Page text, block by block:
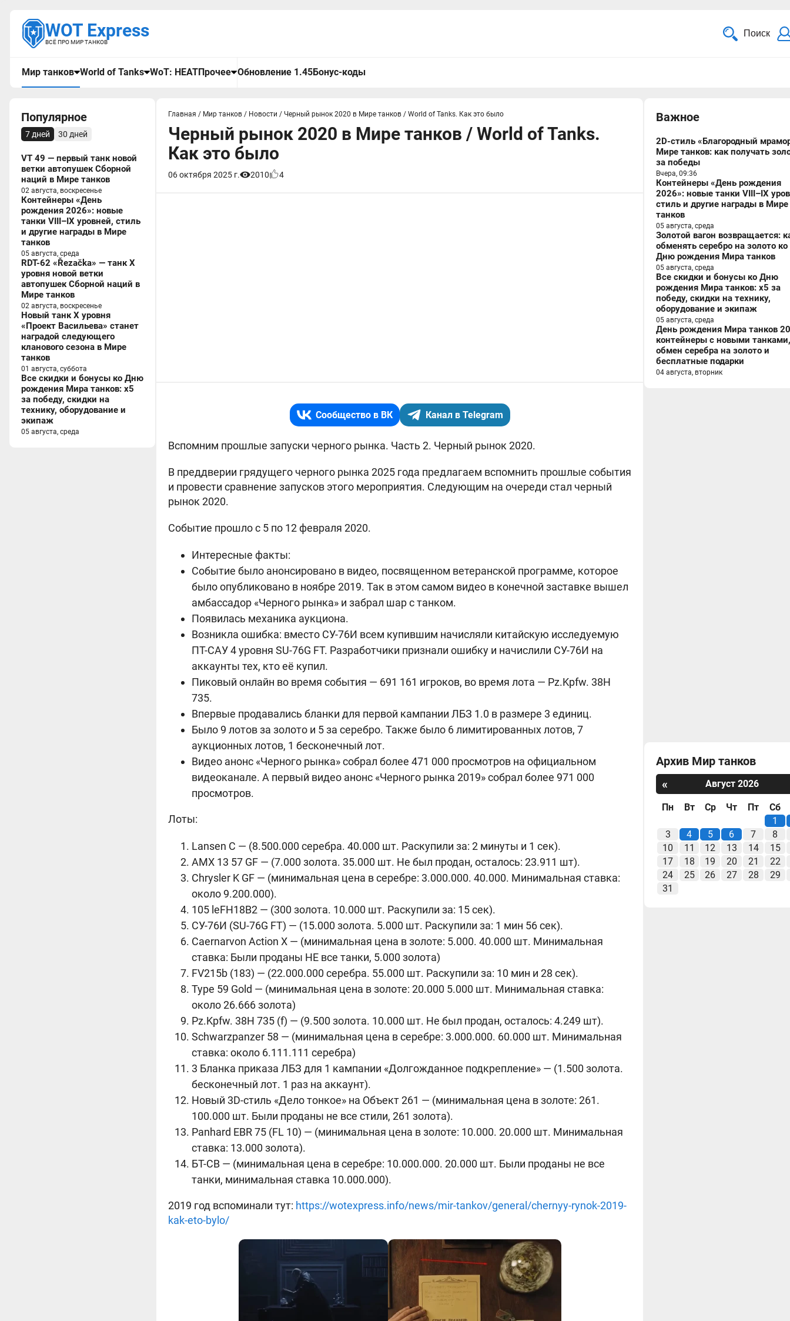
WOT Express
ВСЁ ПРО МИР ТАНКОВ
Поиск
Мир танков World of Tanks WoT: HEATПрочее Обновление 1.45Бонус-коды
Популярное
7 дней 30 дней
VT 49 — первый танк новой
ветки автопушек Сборной
наций в Мире танков
02 августа, воскресенье
Контейнеры «День
рождения 2026»: новые
танки VIII–IX уровней, стиль
и другие награды в Мире
танков
05 августа, среда
RDT-62 «Řezačka» — танк X
уровня новой ветки
автопушек Сборной наций в
Мире танков
02 августа, воскресенье
Новый танк X уровня
«Проект Васильева» станет
наградой следующего
кланового сезона в Мире
танков
01 августа, суббота
Все скидки и бонусы ко Дню
рождения Мира танков: x5
за победу, скидки на
технику, оборудование и
экипаж
05 августа, среда
Главная / Мир танков / Новости / Черный рынок 2020 в Мире танков / World of Tanks. Как это было
Черный рынок 2020 в Мире танков / World of Tanks.
Как это было
06 октября 2025 г. 2010 4
Сообщество в ВК Канал в Telegram
Вспомним прошлые запуски черного рынка. Часть 2. Черный рынок 2020.
В преддверии грядущего черного рынка 2025 года предлагаем вспомнить прошлые события
и провести сравнение запусков этого мероприятия. Следующим на очереди стал черный
рынок 2020.
Событие прошло с 5 по 12 февраля 2020.
Интересные факты:
Событие было анонсировано в видео, посвященном ветеранской программе, которое
было опубликовано в ноябре 2019. Так в этом самом видео в конечной заставке вышел
амбассадор «Черного рынка» и забрал шар с танком.
Появилась механика аукциона.
Возникла ошибка: вместо СУ-76И всем купившим начисляли китайскую исследуемую
ПТ-САУ 4 уровня SU-76G FT. Разработчики признали ошибку и начислили СУ-76И на
аккаунты тех, кто её купил.
Пиковый онлайн во время события — 691 161 игроков, во время лота — Pz.Kpfw. 38H
735.
Впервые продавались бланки для первой кампании ЛБЗ 1.0 в размере 3 единиц.
Было 9 лотов за золото и 5 за серебро. Также было 6 лимитированных лотов, 7
аукционных лотов, 1 бесконечный лот.
Видео анонс «Черного рынка» собрал более 471 000 просмотров на официальном
видеоканале. А первый видео анонс «Черного рынка 2019» собрал более 971 000
просмотров.
Лоты:
Lansen C — (8.500.000 серебра. 40.000 шт. Раскупили за: 2 минуты и 1 сек).
AMX 13 57 GF — (7.000 золота. 35.000 шт. Не был продан, осталось: 23.911 шт).
Chrysler K GF — (минимальная цена в серебре: 3.000.000. 40.000. Минимальная ставка:
около 9.200.000).
105 leFH18B2 — (300 золота. 10.000 шт. Раскупили за: 15 сек).
СУ-76И (SU-76G FT) — (15.000 золота. 5.000 шт. Раскупили за: 1 мин 56 сек).
Caernarvon Action X — (минимальная цена в золоте: 5.000. 40.000 шт. Минимальная
ставка: Были проданы НЕ все танки, 5.000 золота)
FV215b (183) — (22.000.000 серебра. 55.000 шт. Раскупили за: 10 мин и 28 сек).
Type 59 Gold — (минимальная цена в золоте: 20.000 5.000 шт. Минимальная ставка:
около 26.666 золота)
Pz.Kpfw. 38H 735 (f) — (9.500 золота. 10.000 шт. Не был продан, осталось: 4.249 шт).
Schwarzpanzer 58 — (минимальная цена в серебре: 3.000.000. 60.000 шт. Минимальная
ставка: около 6.111.111 серебра)
3 Бланка приказа ЛБЗ для 1 кампании «Долгожданное подкрепление» — (1.500 золота.
бесконечный лот. 1 раз на аккаунт).
Новый 3D-стиль «Дело тонкое» на Объект 261 — (минимальная цена в золоте: 261.
100.000 шт. Были проданы не все стили, 261 золота).
Panhard EBR 75 (FL 10) — (минимальная цена в золоте: 10.000. 20.000 шт. Минимальная
ставка: 13.000 золота).
БТ-СВ — (минимальная цена в серебре: 10.000.000. 20.000 шт. Были проданы не все
танки, минимальная ставка 10.000.000).
2019 год вспоминали тут: https://wotexpress.info/news/mir-tankov/general/chernyy-rynok-2019-
kak-eto-bylo/
Важное
2D-стиль «Благородный
Мире танков: как получать
за победы
Вчера, 09:36
Контейнеры «День рождения
2026»: новые танки VIII–IX
стиль и другие награды в Мире
танков
05 августа, среда
Золотой вагон возвращается:
обменять серебро на золото ко
Дню рождения Мира танков
05 августа, среда
Все скидки и бонусы ко Дню
рождения Мира танков: x5 за
победу, скидки на технику,
оборудование и экипаж
05 августа, среда
День рождения Мира танков
контейнеры с новыми танками,
обмен серебра на золото и
бесплатные подарки
04 августа, вторник
Архив Мир танков
«
Август 2026
Пн Вт Ср Чт Пт
Сб
1
3
4 5 6 7
8
10
11 12 13 14
15
17
18 19 20 21
22
24
25 26 27 28
29
31